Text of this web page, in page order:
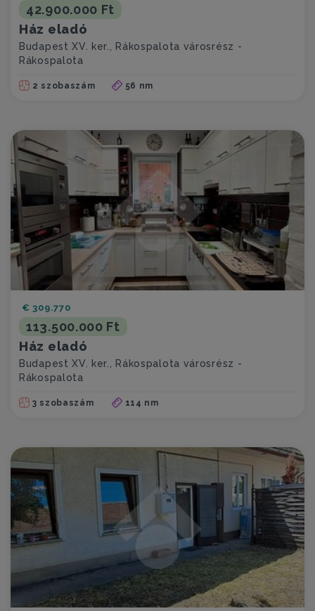
42.900.000 Ft
Ház eladó
Budapest XV. ker., Rákospalota városrész -
Rákospalota
2 szobaszám 56 nm
113.500.000 Ft
€ 309.770
Ház eladó
Budapest XV. ker., Rákospalota városrész -
Rákospalota
3 szobaszám 114 nm